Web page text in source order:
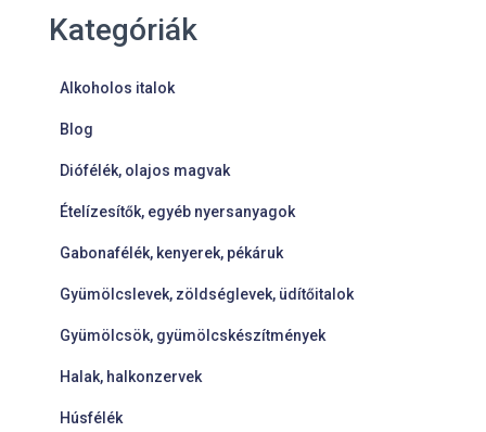
Kategóriák
Alkoholos italok
Blog
Diófélék, olajos magvak
Ételízesítők, egyéb nyersanyagok
Gabonafélék, kenyerek, pékáruk
Gyümölcslevek, zöldséglevek, üdítőitalok
Gyümölcsök, gyümölcskészítmények
Halak, halkonzervek
Húsfélék